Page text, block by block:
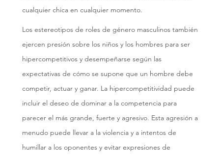
cualquier chica en cualquier momento.
Los estereotipos de roles de género masculinos también
ejercen presión sobre los niños y los hombres para ser
hipercompetitivos y desempeñarse según las
expectativas de cómo se supone que un hombre debe
competir, actuar y ganar. La hipercompetitividad puede
incluir el deseo de dominar a la competencia para
parecer el más grande, fuerte y agresivo. Esta agresión a
menudo puede llevar a la violencia y a intentos de
humillar a los oponentes y evitar expresiones de